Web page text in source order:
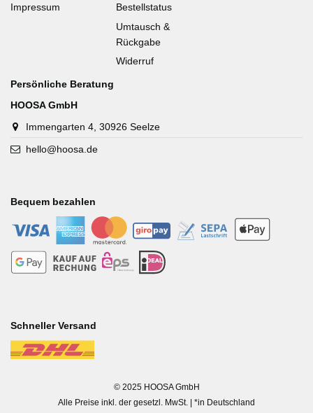
Impressum
Bestellstatus
Umtausch &
Rückgabe
Widerruf
Persönliche Beratung
HOOSA GmbH
Immengarten 4, 30926 Seelze
hello@hoosa.de
Bequem bezahlen
-
- - - -
- - - -
Schneller Versand
© 2025 HOOSA GmbH
Alle Preise inkl. der gesetzl. MwSt. | *in Deutschland